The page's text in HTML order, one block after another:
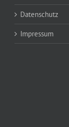
Datenschutz
Impressum